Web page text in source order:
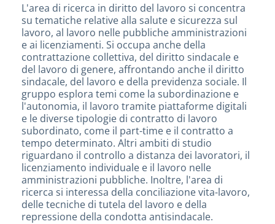
L'area di ricerca in diritto del lavoro si concentra
su tematiche relative alla salute e sicurezza sul
lavoro, al lavoro nelle pubbliche amministrazioni
e ai licenziamenti. Si occupa anche della
contrattazione collettiva, del diritto sindacale e
del lavoro di genere, affrontando anche il diritto
sindacale, del lavoro e della previdenza sociale. Il
gruppo esplora temi come la subordinazione e
l'autonomia, il lavoro tramite piattaforme digitali
e le diverse tipologie di contratto di lavoro
subordinato, come il part-time e il contratto a
tempo determinato. Altri ambiti di studio
riguardano il controllo a distanza dei lavoratori, il
licenziamento individuale e il lavoro nelle
amministrazioni pubbliche. Inoltre, l'area di
ricerca si interessa della conciliazione vita-lavoro,
delle tecniche di tutela del lavoro e della
repressione della condotta antisindacale.